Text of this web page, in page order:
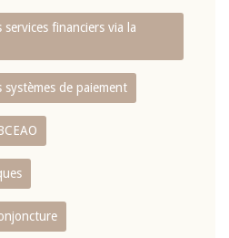
financiers via la
de paiement